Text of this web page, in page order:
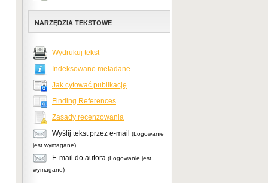
NARZĘDZIA TEKSTOWE
Wydrukuj tekst
Indeksowane metadane
Jak cytować publikację
Finding References
Zasady recenzowania
Wyślij tekst przez e-mail
(Logowanie
jest wymagane)
E-mail do autora (Logowanie jest
wymagane)